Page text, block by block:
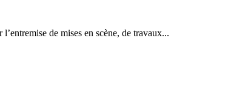
de mises en scène, de travaux...